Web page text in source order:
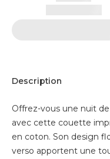
Description
Offrez-vous une nuit
avec cette couette
en coton. Son design
verso apportent une